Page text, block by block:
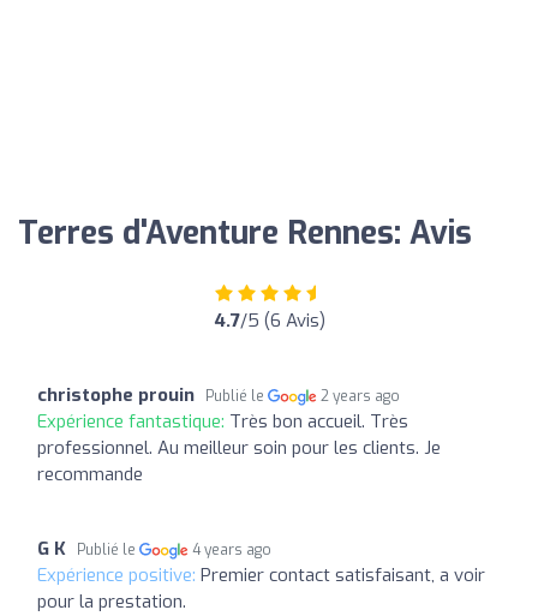
Terres d'Aventure Rennes: Avis
4.7/5 (6 Avis)
christophe prouin Publié le 2 years ago
Expérience fantastique: Très bon accueil. Très
professionnel. Au meilleur soin pour les clients. Je
recommande
G K Publié le 4 years ago
Expérience positive: Premier contact satisfaisant, a voir
pour la prestation.